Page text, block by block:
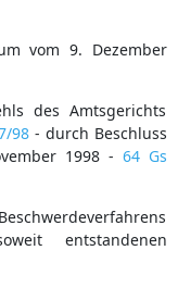
vom 9. Dezember
des Amtsgerichts
98- durch Beschluss
1998 - 64 Gs
entstandenen